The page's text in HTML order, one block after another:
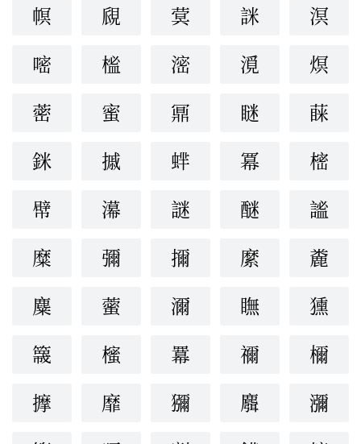
幎
覛 蓂 詸
溟
嘧
榓 滵 漞
熐
蔤
蜜 鼏 瞇
蔝
銤
摵 蝆 冪
樒
幦
濗 謎 醚
謐
糜
彌 擟 縻
麊
麋
藌 濔 瞴
獯
簚
櫁 羃 禰
檷
擵
靡 獼 麛
瀰